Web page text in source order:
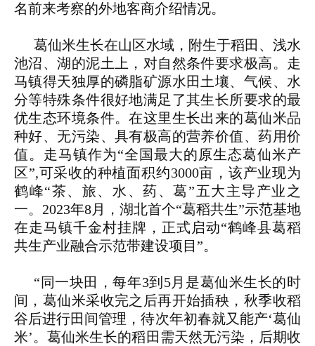
名前来考察的外地客商介绍情况。
葛仙米生长在山区水域，附生于稻田、浅水
池沼、湖的泥土上，对自然条件要求极高。走
马镇得天独厚的磷脂矿源水田土壤、气候、水
分等特殊条件很好地满足了其生长所要求的最
优生态环境条件。在这里生长出来的葛仙米品
种好、无污染、具有极高的营养价值、药用价
值。走马镇作为“全国最大的原生态葛仙米产
区”,可采收的种植面积约3000亩，该产业现为
鹤峰“茶、旅、水、药、葛”五大主导产业之
一。2023年8月，湖北首个“葛稻共生”示范基地
在走马镇千金村挂牌，正式启动“鹤峰县葛稻
共生产业融合示范带建设项目”。
“同一块田，每年3到5月是葛仙米生长的时
间，葛仙米采收完之后再开始插秧，秋季收稻
谷后进行田间管理，待次年初春就又能产‘葛仙
米’。葛仙米生长的稻田需天然无污染，后期收